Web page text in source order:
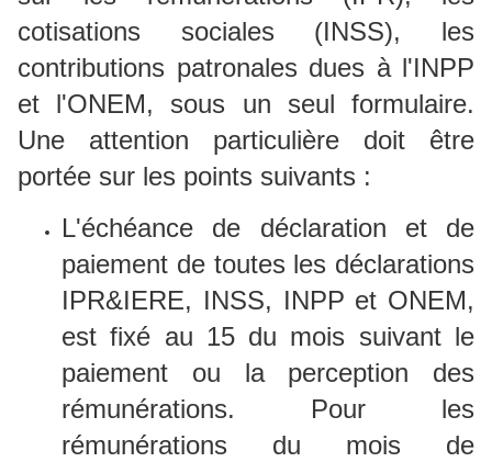
cotisations sociales (INSS), les
contributions patronales dues à l'INPP
et l'ONEM, sous un seul formulaire.
Une attention particulière doit être
portée sur les points suivants :
L'échéance de déclaration et de
paiement de toutes les déclarations
IPR&IERE, INSS, INPP et ONEM,
est fixé au 15 du mois suivant le
paiement ou la perception des
rémunérations. Pour les
rémunérations du mois de